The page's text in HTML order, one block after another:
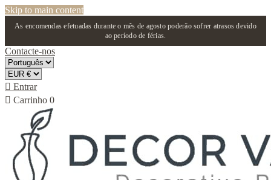
Skip to main content
As encomendas efetuadas durante o mês de agosto poderão sofrer atrasos devido
ao período de férias.
Contacte-nos
 Entrar
 Carrinho 0